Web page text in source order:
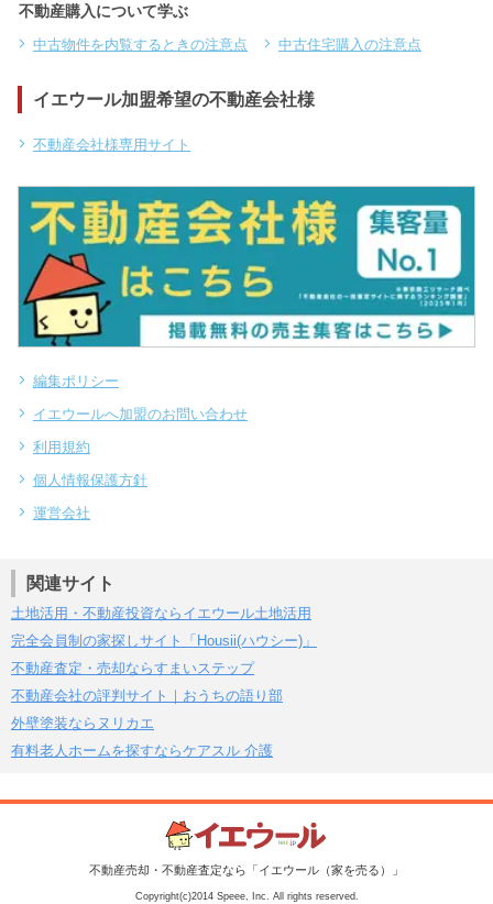
不動産購入について学ぶ
中古物件を内覧するときの注意点 中古住宅購入の注意点
イエウール加盟希望の不動産会社様
不動産会社様専用サイト
編集ポリシー
イエウールへ加盟のお問い合わせ
利用規約
個人情報保護方針
運営会社
関連サイト
土地活用・不動産投資ならイエウール土地活用
完全会員制の家探しサイト「Housii(ハウシー)」
不動産査定・売却ならすまいステップ
不動産会社の評判サイト｜おうちの語り部
外壁塗装ならヌリカエ
有料老人ホームを探すならケアスル 介護
不動産売却・不動産査定なら「イエウール（家を売る）」
Copyright(c)2014 Speee, Inc. All rights reserved.